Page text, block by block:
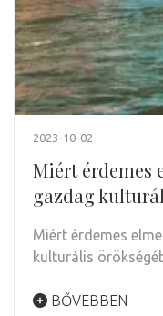
2023-10-02
Miért érdemes
gazdag
Miért érdemes
kulturális
BŐVEBBEN